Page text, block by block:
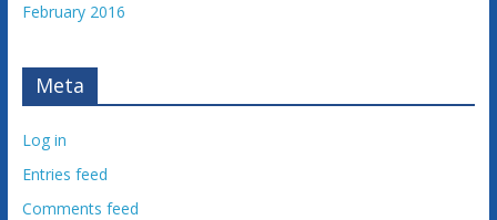
February 2016
Meta
Log in
Entries feed
Comments feed